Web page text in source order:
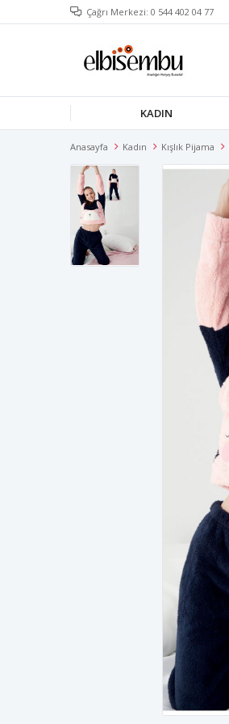
Çağrı Merkezi: 0 544 402 04 77
KADIN
Anasayfa Kadın Kışlık Pijama